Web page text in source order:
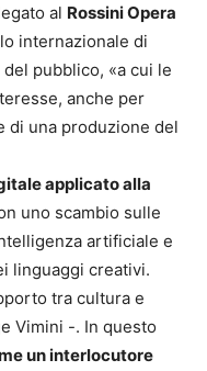
al Rossini Opera
internazionale di
pubblico, «a cui le
anche per
di una produzione del
applicato alla
uno scambio sulle
artificiale e
linguaggi creativi.
tra cultura e
Vimini -. In questo
un interlocutore